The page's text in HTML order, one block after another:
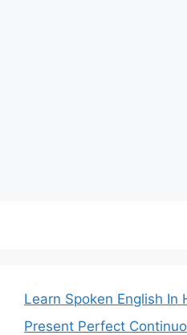
Learn Spoken English In
Present Perfect